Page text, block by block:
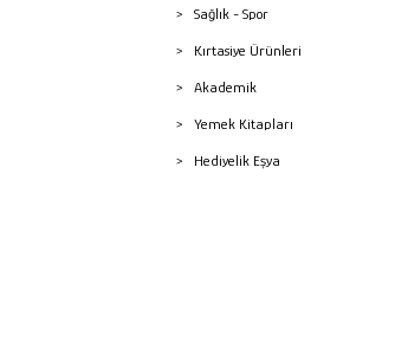
Sağlık - Spor
Kırtasiye Ürünleri
Akademik
Yemek Kitapları
Hediyelik Eşya